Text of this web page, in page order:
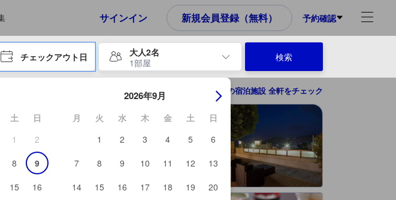
サインイン 新規会員登録（無料） 予約確認
容を確定して、検索します。
チェックアウト日
大人2名
1部屋
面の操作を開始します。方向キーを使用して、チェックイン日とチェックアウト日を移動します。
土
日
1
2
8
9
15
16
2026年9月
月 火 水 木 金 土
日
1
2 3 4 5
6
7
8 9 10 11 12
13
14
15 16 17 18 19
20
検索
熱海の宿泊施設 全軒をチェック
経験に基づいた内容であるため、これから宿泊選びをされるユーザーにとっても参考となる信頼で